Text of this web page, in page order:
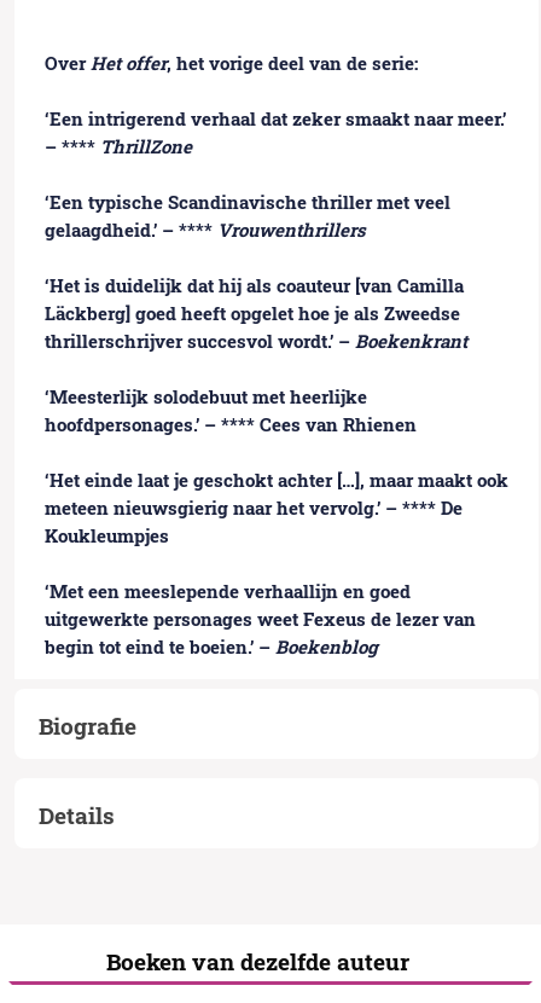
OverHet offer, het vorige deel van de serie:
‘Een intrigerend verhaal dat zeker smaakt naar meer.’
– **** ThrillZone
‘Een typische Scandinavische thriller met veel
gelaagdheid.’ – **** Vrouwenthrillers
‘Het is duidelijk dat hij als coauteur [van Camilla
Läckberg] goed heeft opgelet hoe je als Zweedse
thrillerschrijver succesvol wordt.’ – Boekenkrant
‘Meesterlijk solodebuut met heerlijke
hoofdpersonages.’ – **** Cees van Rhienen
‘Het einde laat je geschokt achter […], maar maakt ook
meteen nieuwsgierig naar het vervolg.’ – **** De
Koukleumpjes
‘Met een meeslepende verhaallijn en goed
uitgewerkte personages weet Fexeus de lezer van
begin tot eind te boeien.’ – Boekenblog
Biografie
Details
Boeken van dezelfde auteur